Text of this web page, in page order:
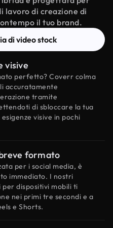
lavoro di creazione di
il tuo brand.
di video stock
visive
perfetto? Coverr colma
accuratamente
tramite
di sbloccare la tua
visive in pochi
formato
per i social media, è
immediato. I nostri
dispositivi mobili ti
nei primi tre secondi e a
e Shorts.